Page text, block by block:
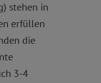
stehen in
erfüllen
die
3-4